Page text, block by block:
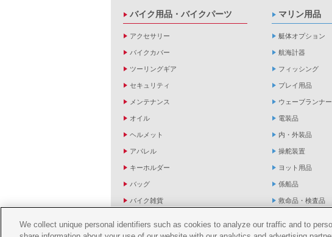
バイク用品・バイクパーツ
アクセサリー
バイクカバー
ツーリングギア
セキュリティ
メンテナンス
オイル
ヘルメット
アパレル
キーホルダー
バッグ
バイク雑貨
マリン用品
艇体オプション
航海計器
フィッシング
プレイ用品
ウェーブランナ
電装品
内・外装品
操舵装置
ヨット用品
係船品
救命品・検査品
アパレル
We collect unique personal identifiers such as cookies to analyze our traffic and to